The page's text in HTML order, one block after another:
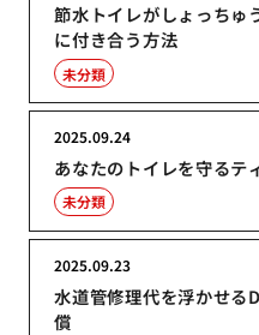
節水トイレがしょっちゅ
に付き合う方法
未分類
あなたのトイレを守るテ
2025.09.24
未分類
水道管修理代を浮かせる
償
2025.09.23